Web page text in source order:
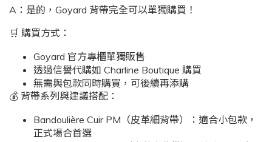
A：是的，Goyard 背帶完全可以單獨購買！
🛒 購買方式：
Goyard 官方專櫃單獨販售
透過信譽代購如 Charline Boutique 購買
無需與包款同時購買，可後續再添購
💰 背帶系列與建議搭配：
Bandoulière Cuir PM（皮革細背帶）：適合小包款，
正式場合首選